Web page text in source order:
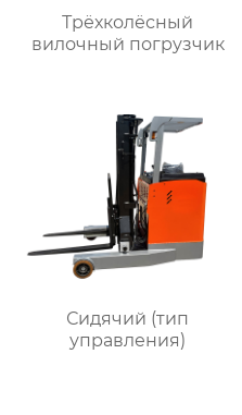
Трёхколёсный
вилочный погрузчик
Сидячий (тип
управления)